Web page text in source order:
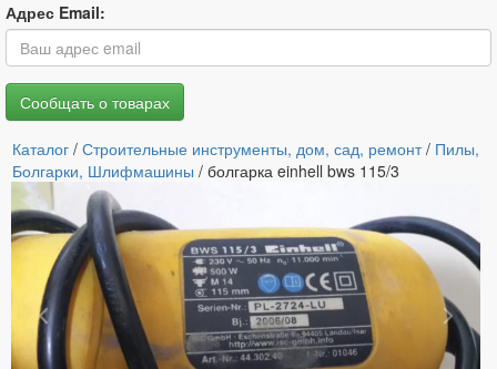
Адрес Email:
Каталог / Строительные инструменты, дом, сад, ремонт/ Пилы,
Болгарки, Шлифмашины / болгарка einhell bws 115/3